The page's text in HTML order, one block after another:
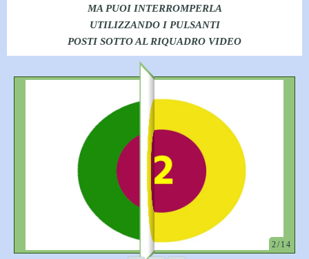
MA PUOI INTERROMPERLA
UTILIZZANDO I PULSANTI
POSTI SOTTO AL RIQUADRO VIDEO
2/14